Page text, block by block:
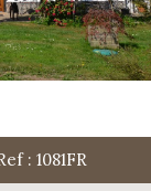
: 1081FR